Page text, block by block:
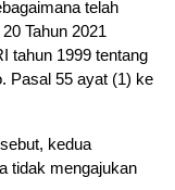
telah
Tahun 2021
tahun 1999 tentang
Pasal 55 ayat (1) ke
kedua
tidak mengajukan